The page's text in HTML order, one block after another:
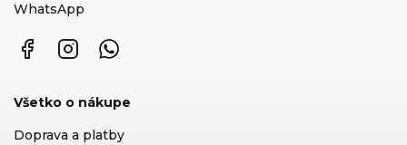
WhatsApp
FacebookInstagram
Všetko o nákupe
Doprava a platby